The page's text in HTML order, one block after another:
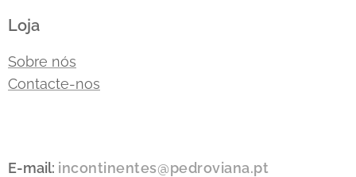
Loja
Sobre nós
Contacte-nos
E-mail: incontinentes@pedroviana.pt